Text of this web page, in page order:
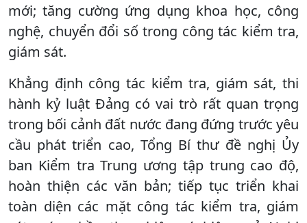
mới; tăng cường ứng dụng khoa học, công
nghệ, chuyển đổi số trong công tác kiểm tra,
giám sát.
Khẳng định công tác kiểm tra, giám sát, thi
hành kỷ luật Đảng có vai trò rất quan trọng
trong bối cảnh đất nước đang đứng trước yêu
cầu phát triển cao, Tổng Bí thư đề nghị Ủy
ban Kiểm tra Trung ương tập trung cao độ,
hoàn thiện các văn bản; tiếp tục triển khai
toàn diện các mặt công tác kiểm tra, giám